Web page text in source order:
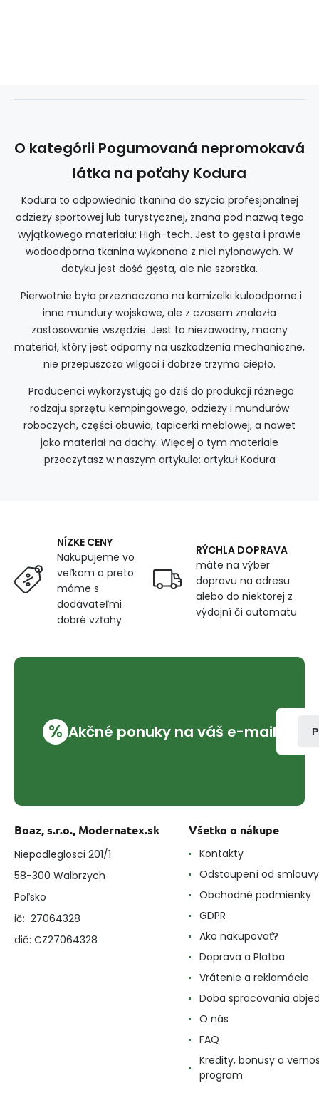
O kategórii Pogumovaná nepromokavá
látka na poťahy Kodura
Kodura to odpowiednia tkanina do szycia profesjonalnej
odzieży sportowej lub turystycznej, znana pod nazwą tego
wyjątkowego materiału: High-tech. Jest to gęsta i prawie
wodoodporna tkanina wykonana z nici nylonowych. W
dotyku jest dość gęsta, ale nie szorstka.
Pierwotnie była przeznaczona na kamizelki kuloodporne i
inne mundury wojskowe, ale z czasem znalazła
zastosowanie wszędzie. Jest to niezawodny, mocny
materiał, który jest odporny na uszkodzenia mechaniczne,
nie przepuszcza wilgoci i dobrze trzyma ciepło.
Producenci wykorzystują go dziś do produkcji różnego
rodzaju sprzętu kempingowego, odzieży i mundurów
roboczych, części obuwia, tapicerki meblowej, a nawet
jako materiał na dachy. Więcej o tym materiale
przeczytasz w naszym artykule: artykuł Kodura
NÍZKE CENY
Nakupujeme vo
veľkom a preto
máme s
dodávateľmi
dobré vzťahy
RÝCHLA DOPRAVA
máte na výber
dopravu na adresu
alebo do niektorej z
výdajní či automatu
% Akčné ponuky na váš e-mail
Boaz, s.r.o., Modernatex.sk
Niepodleglosci 201/1
58-300 Walbrzych
Poľsko
ič: 27064328
dič: CZ27064328
Všetko o nákupe
Kontakty
Odstoupení od smlouvy
Obchodné podmienky
GDPR
Ako nakupovať?
Doprava a Platba
Vrátenie a reklamácie
Doba spracovania
O nás
FAQ
Kredity, bonusy a
program